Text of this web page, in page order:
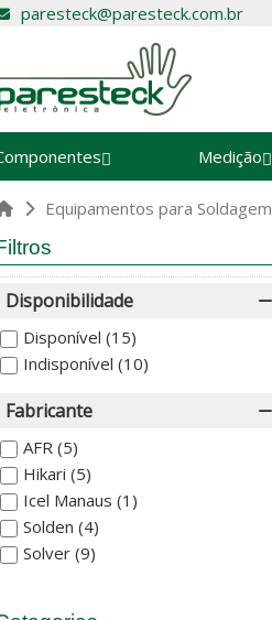
paresteck@paresteck.com.br
Medição
Equipamentos para Soldagem
Disponibilidade
Disponível (15)
Indisponível (10)
Fabricante
AFR (5)
Hikari (5)
Icel Manaus (1)
Solden (4)
Solver (9)